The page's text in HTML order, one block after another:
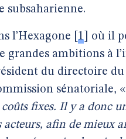
subsaharienne.
l’Hexagone 1
où il
grandes ambitions à
du directoire
sénatoriale, «
fixes. Il y a donc
acteurs, afin de mieux